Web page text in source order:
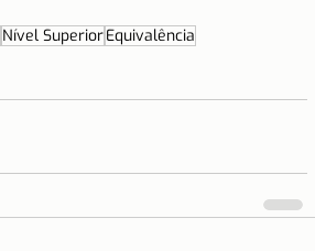
Nível SuperiorEquivalência